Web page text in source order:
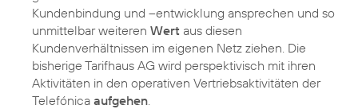
Kundenbindung und –entwicklung ansprechen und so
unmittelbar weiteren Wert aus diesen
Kundenverhältnissen im eigenen Netz ziehen. Die
bisherige Tarifhaus AG wird perspektivisch mit ihren
Aktivitäten in den operativen Vertriebsaktivitäten der
Telefónica aufgehen